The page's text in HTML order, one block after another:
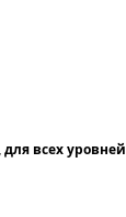
всех уровней